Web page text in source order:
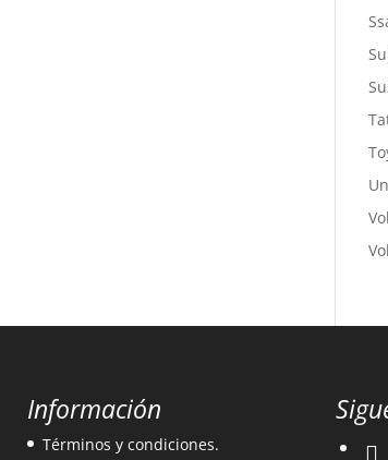
Información
Términos y condiciones.